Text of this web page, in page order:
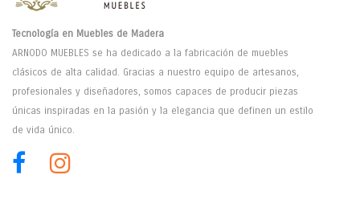
Tecnología en Muebles de Madera
ARNODO MUEBLES se ha dedicado a la fabricación de muebles
clásicos de alta calidad. Gracias a nuestro equipo de artesanos,
profesionales y diseñadores, somos capaces de producir piezas
únicas inspiradas en la pasión y la elegancia que definen un estilo
de vida único.